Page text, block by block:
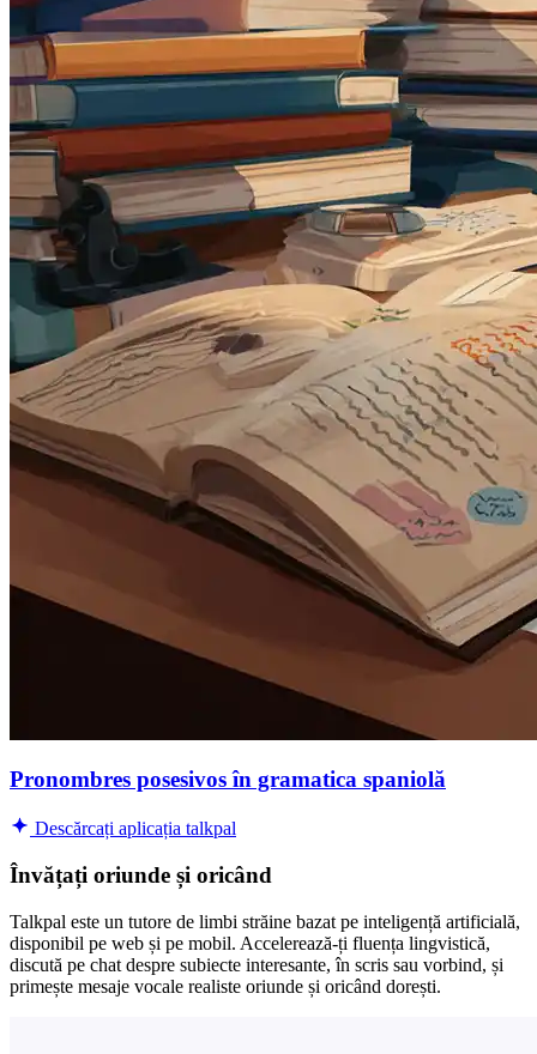
Pronombres posesivos în gramatica spaniolă
Descărcați aplicația talkpal
Învățați oriunde și oricând
Talkpal este un tutore de limbi străine bazat pe inteligență artificială,
disponibil pe web și pe mobil. Accelerează-ți fluența lingvistică,
discută pe chat despre subiecte interesante, în scris sau vorbind, și
primește mesaje vocale realiste oriunde și oricând dorești.